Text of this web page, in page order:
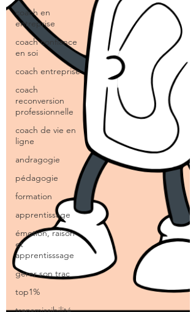
coach en
entreprise
coach confiance
en soi
coach entreprise
coach
reconversion
professionnelle
coach de vie en
ligne
andragogie
pédagogie
formation
apprentissage
émotion, raison
et
apprentisssage
gérer son trac
top1%